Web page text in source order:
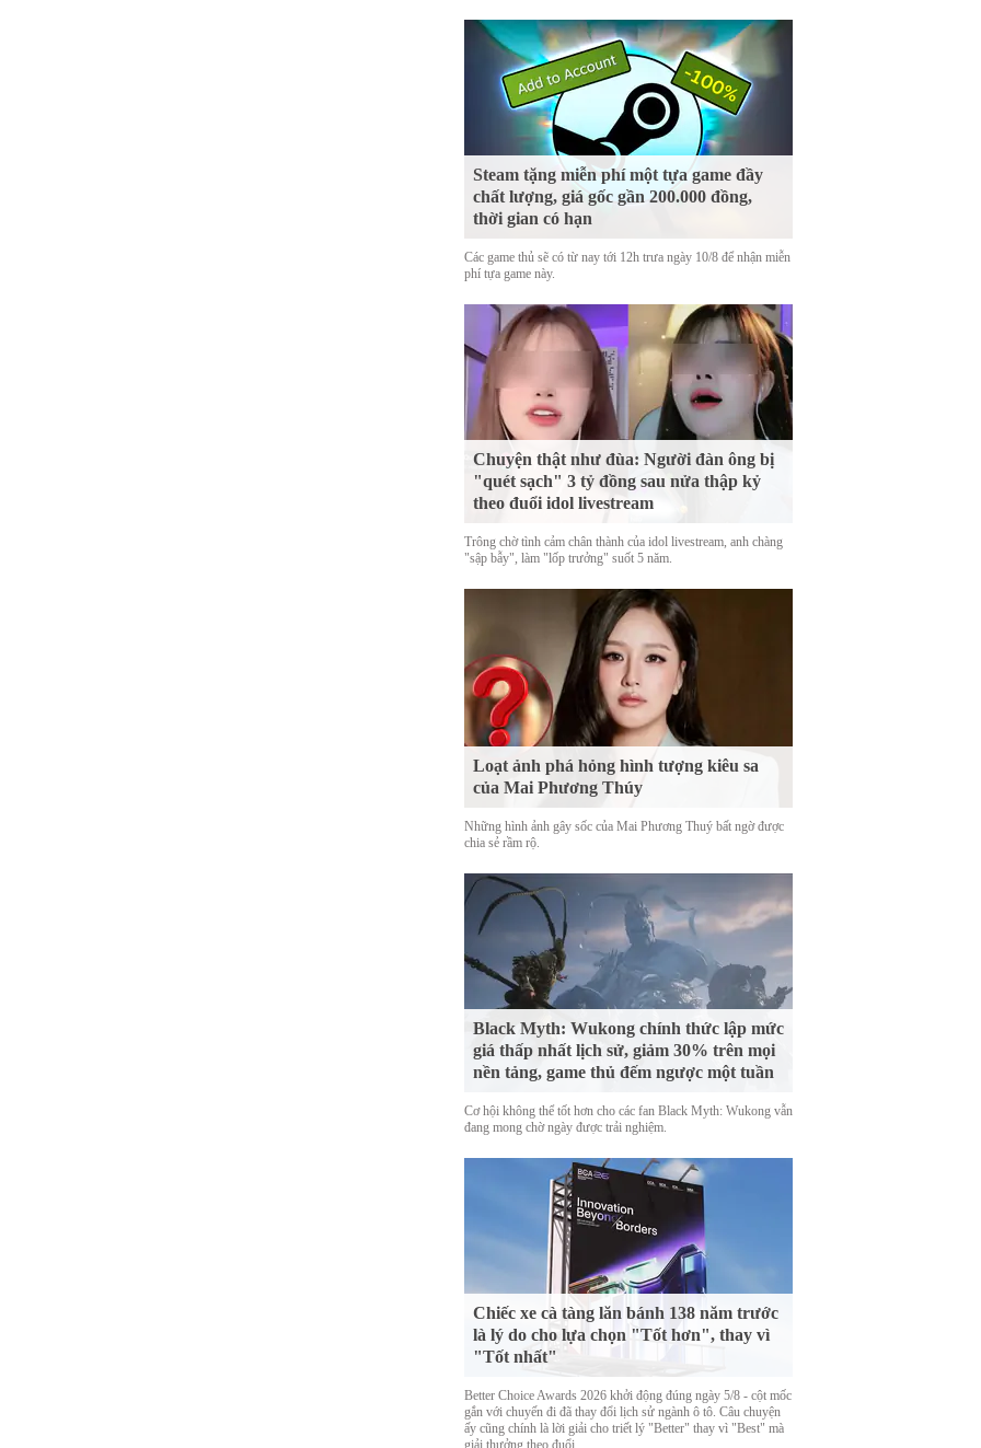
Steam tặng miễn phí một tựa game đầy
chất lượng, giá gốc gần 200.000 đồng,
thời gian có hạn
Các game thủ sẽ có từ nay tới 12h trưa ngày 10/8 để nhận miễn
phí tựa game này.
Chuyện thật như đùa: Người đàn ông bị
"quét sạch" 3 tỷ đồng sau nửa thập kỷ
theo đuổi idol livestream
Trông chờ tình cảm chân thành của idol livestream, anh chàng
"sập bẫy", làm "lốp trưởng" suốt 5 năm.
Loạt ảnh phá hỏng hình tượng kiêu sa
của Mai Phương Thúy
Những hình ảnh gây sốc của Mai Phương Thuý bất ngờ được
chia sẻ rầm rộ.
Black Myth: Wukong chính thức lập mức
giá thấp nhất lịch sử, giảm 30% trên mọi
nền tảng, game thủ đếm ngược một tuần
Cơ hội không thể tốt hơn cho các fan Black Myth: Wukong vẫn
đang mong chờ ngày được trải nghiệm.
Chiếc xe cà tàng lăn bánh 138 năm trước
là lý do cho lựa chọn "Tốt hơn", thay vì
"Tốt nhất"
Better Choice Awards 2026 khởi động đúng ngày 5/8 - cột mốc
gắn với chuyến đi đã thay đổi lịch sử ngành ô tô. Câu chuyện
ấy cũng chính là lời giải cho triết lý "Better" thay vì "Best" mà
giải thưởng theo đuổi.